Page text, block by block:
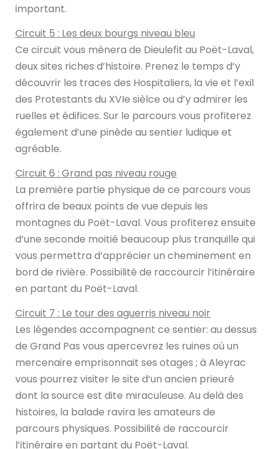
important.
Circuit 5 : Les deux bourgs​ niveau bleu
Ce circuit vous mènera de Dieulefit au Poët-Laval,
deux sites riches d’histoire. Prenez le temps d’y
découvrir les traces des Hospitaliers, la vie et l’exil
des Protestants du XVIe sièlce ou d’y admirer les
ruelles et édifices. Sur le parcours vous profiterez
également d’une pinède au sentier ludique et
agréable.
Circuit 6 : Grand pas​​ niveau rouge
La première partie physique de ce parcours vous
offrira de beaux points de vue depuis les
montagnes du Poët-Laval. Vous profiterez ensuite
d’une seconde moitié beaucoup plus tranquille qui
vous permettra d’apprécier un cheminement en
bord de rivière. Possibilité de raccourcir l’itinéraire
en partant du Poët-Laval.
Circuit 7 : Le tour des aguerris niveau noir
Les légendes accompagnent ce sentier: au dessus
de Grand Pas vous apercevrez les ruines où un
mercenaire emprisonnait ses otages ; à Aleyrac
vous pourrez visiter le site d’un ancien prieuré
dont la source est dite miraculeuse. Au delà des
histoires, la balade ravira les amateurs de
parcours physiques. Possibilité de raccourcir
l’itinéraire en partant du Poët-Laval.